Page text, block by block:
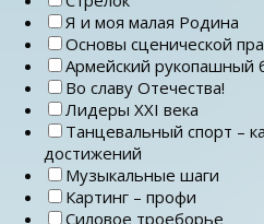
Я и моя малая Родина
Основы сценической
Армейский рукопашный
Во славу Отечества!
Лидеры ХХI века
Танцевальный спорт –
достижений
Музыкальные шаги
Картинг – профи
Силовое троеборье